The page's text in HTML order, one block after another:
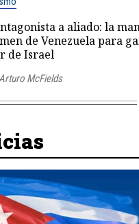
a aliado: la
de Venezuela para
de Israel
McFields